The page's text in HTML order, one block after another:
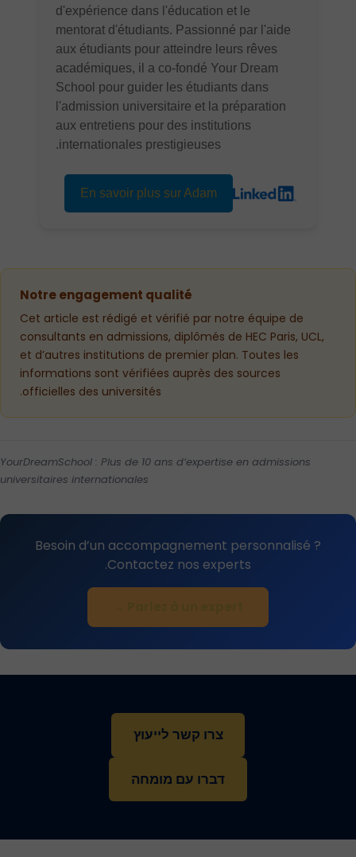
d'expérience dans l'éducation et le
mentorat d'étudiants. Passionné par l'aide
aux étudiants pour atteindre leurs rêves
académiques, il a co-fondé Your Dream
School pour guider les étudiants dans
l'admission universitaire et la préparation
aux entretiens pour des institutions
internationales prestigieuses.
En savoir plus sur Adam
Notre engagement qualité
Cet article est rédigé et vérifié par notre équipe de
consultants en admissions, diplômés de HEC Paris, UCL,
et d’autres institutions de premier plan. Toutes les
informations sont vérifiées auprès des sources
officielles des universités.
YourDreamSchool : Plus de 10 ans d’expertise en admissions
universitaires internationales
Besoin d’un accompagnement personnalisé ?
Contactez nos experts.
צרו קשר לייעוץ
דברו עם מומחה